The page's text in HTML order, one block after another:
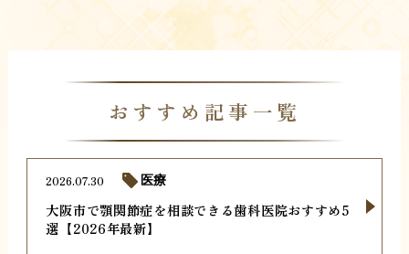
おすすめ記事一覧
大阪市で顎関節症を相談できる歯科医院おすすめ5
選【2026年最新】
2026.07.30 医療